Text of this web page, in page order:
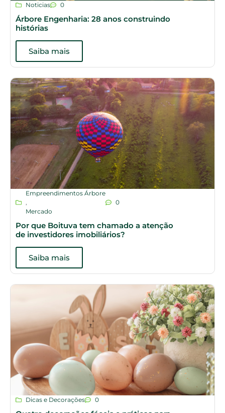
Noticias 0
Árbore Engenharia: 28 anos construindo
histórias
Saiba mais
Empreendimentos Árbore
,
Mercado
0
Por que Boituva tem chamado a atenção
de investidores imobiliários?
Saiba mais
Dicas e Decorações 0